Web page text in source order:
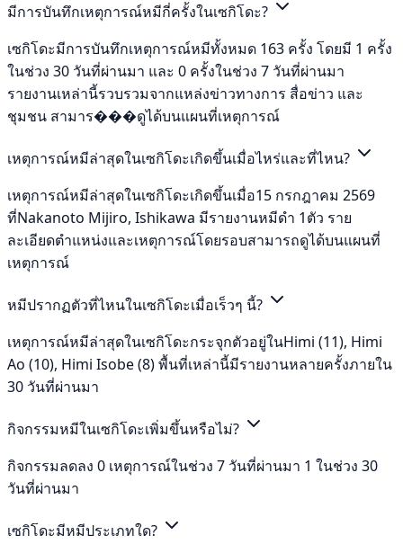
มีการบันทึกเหตุการณ์หมีกี่ครั้งในเซกิโดะ?
เซกิโดะมีการบันทึกเหตุการณ์หมีทั้งหมด 163 ครั้ง โดยมี 1 ครั้ง
ในช่วง 30 วันที่ผ่านมา และ 0 ครั้งในช่วง 7 วันที่ผ่านมา
รายงานเหล่านี้รวบรวมจากแหล่งข่าวทางการ สื่อข่าว และ
ชุมชน สามาร���ดูได้บนแผนที่เหตุการณ์
เหตุการณ์หมีล่าสุดในเซกิโดะเกิดขึ้นเมื่อไหร่และที่ไหน?
เหตุการณ์หมีล่าสุดในเซกิโดะเกิดขึ้นเมื่อ15 กรกฎาคม 2569
ที่Nakanoto Mijiro, Ishikawa มีรายงานหมีดำ 1ตัว ราย
ละเอียดตำแหน่งและเหตุการณ์โดยรอบสามารถดูได้บนแผนที่
เหตุการณ์
หมีปรากฏตัวที่ไหนในเซกิโดะเมื่อเร็วๆ นี้?
เหตุการณ์หมีล่าสุดในเซกิโดะกระจุกตัวอยู่ในHimi (11), Himi
Ao (10), Himi Isobe (8) พื้นที่เหล่านี้มีรายงานหลายครั้งภายใน
30 วันที่ผ่านมา
กิจกรรมหมีในเซกิโดะเพิ่มขึ้นหรือไม่?
กิจกรรมลดลง 0 เหตุการณ์ในช่วง 7 วันที่ผ่านมา 1 ในช่วง 30
วันที่ผ่านมา
เซกิโดะมีหมีประเภทใด?